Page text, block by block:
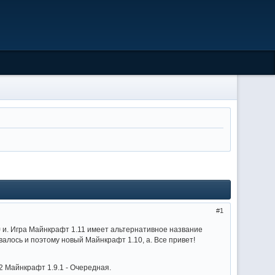
1
Игра Майнкрафт 1.11 имеет альтернативное название
и поэтому новый Майнкрафт 1.10, а. Все привет!
1.9.1 - Очередная.